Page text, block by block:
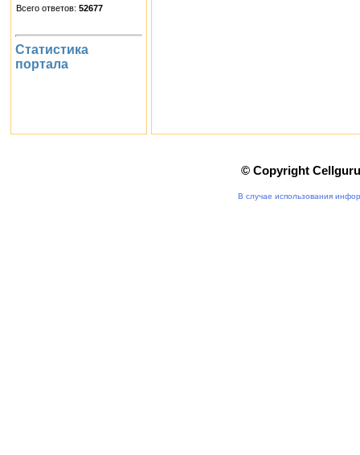
Всего ответов: 52677
Статистика
портала
© Copyright
В случае использования